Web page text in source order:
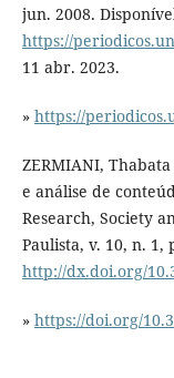
jun. 2008.
https://
11 abr. 2023.
» https://
ZERMIANI,
e análise de
Research, Society
Paulista, v. 10, n. 1,
http://dx.doi.org/
» https://doi.org/